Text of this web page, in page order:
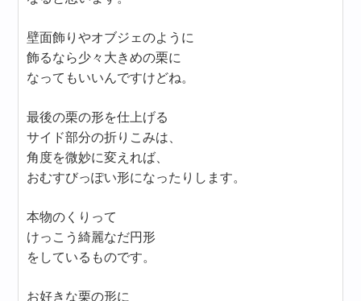
壁面飾りやオブジェのように
飾るなら少々大きめの栗に
なってもいいんですけどね。
最後の栗の形を仕上げる
サイド部分の折りこみは、
角度を微妙に変えれば、
おむすびっぽい形になったりします。
本物のくりって
けっこう綺麗なだ円形
をしているものです。
お好きな栗の形に